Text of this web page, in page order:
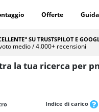
Offerte
SU TRUSTSPILOT E
medio / 4.000+ recensioni
la tua ricerca per
Indice di carico